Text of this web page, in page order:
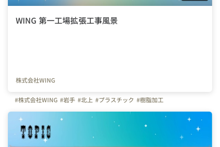
WING 第一工場拡張工事風景
株式会社WING
#株式会社WING #岩手 #北上 #プラスチック #樹脂加工